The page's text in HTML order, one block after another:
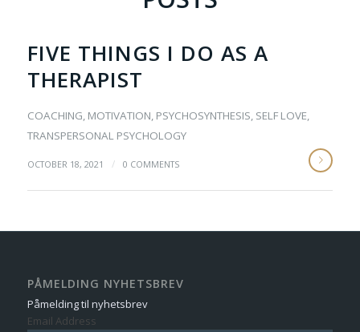
FIVE THINGS I DO AS A
THERAPIST
COACHING, MOTIVATION, PSYCHOSYNTHESIS, SELF LOVE,
TRANSPERSONAL PSYCHOLOGY
OCTOBER 18, 2021 / 0 COMMENTS
PÅMELDING NYHETSBREV
Påmelding til nyhetsbrev
Email Address